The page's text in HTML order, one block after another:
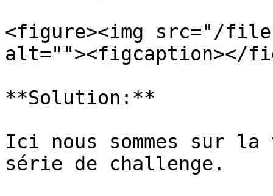
<figure><img src="/files/
alt=""><figcaption></
**Solution:**
Ici nous sommes sur
série de challenge.